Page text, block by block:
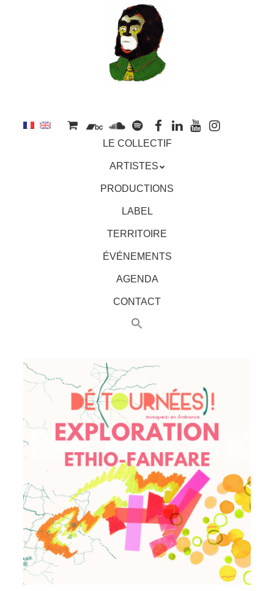
LE COLLECTIF
ARTISTES
PRODUCTIONS
LABEL
TERRITOIRE
ÉVÉNEMENTS
AGENDA
CONTACT